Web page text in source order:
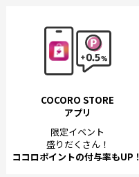
COCORO STORE
アプリ
限定イベント
盛りだくさん！
ココロポイントの付与率もUP！